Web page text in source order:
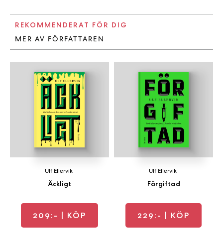
REKOMMENDERAT FÖR DIG
MER AV FÖRFATTAREN
Äckligt
Ulf Ellervik
209:- | KÖP
Förgiftad
Ulf Ellervik
229:- | KÖP